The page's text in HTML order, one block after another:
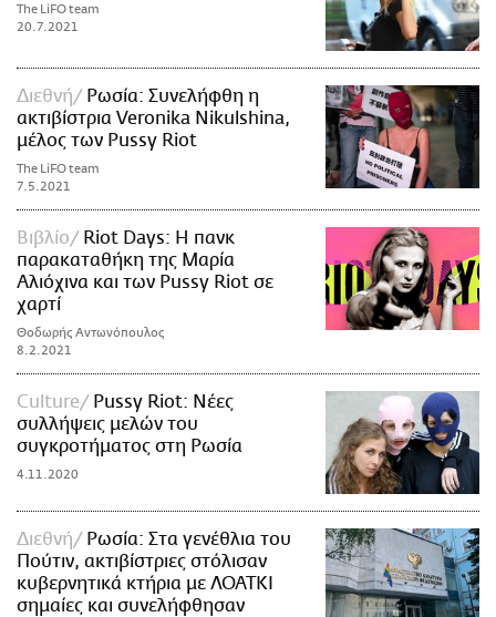
The LiFO team
20.7.2021
Διεθνή
Ρωσία: Συνελήφθη η
ακτιβίστρια Veronika Nikulshina,
μέλος των Pussy Riot
The LiFO team
7.5.2021
Βιβλίο
Riot Days: Η πανκ
παρακαταθήκη της Μαρία
Αλιόχινα και των Pussy Riot σε
χαρτί
Θοδωρής Αντωνόπουλος
8.2.2021
Culture
Pussy Riot: Νέες
συλλήψεις μελών του
συγκροτήματος στη Ρωσία
4.11.2020
Διεθνή
Ρωσία: Στα γενέθλια του
Πούτιν, ακτιβίστριες στόλισαν
κυβερνητικά κτήρια με ΛΟΑΤΚΙ
σημαίες και συνελήφθησαν